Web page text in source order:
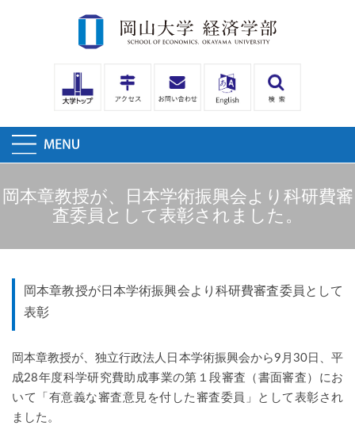
岡本章教授が、日本学術振興会より科研費審
査委員として表彰されました。
岡本章教授が日本学術振興会より科研費審査委員として
表彰
岡本章教授が、独立行政法人日本学術振興会から9月30日、平
成28年度科学研究費助成事業の第１段審査（書面審査）にお
いて「有意義な審査意見を付した審査委員」として表彰され
ました。